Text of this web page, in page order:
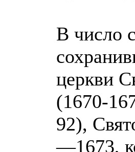
В число
церкви
(1670-
92),
—1673,